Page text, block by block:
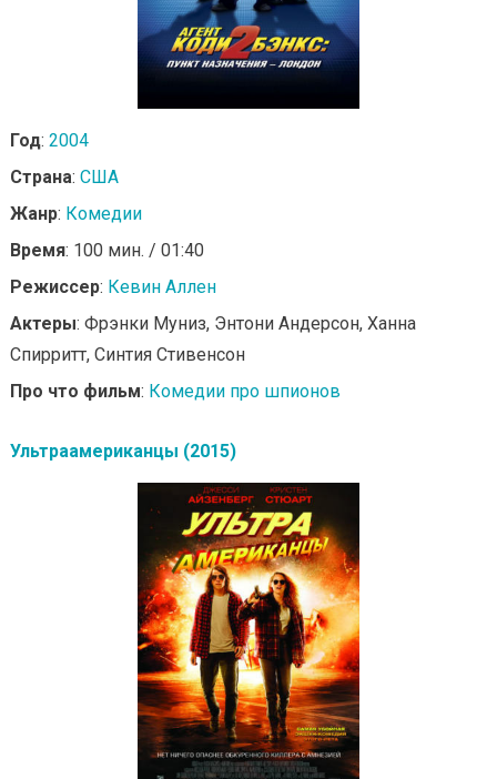
Год: 2004
Страна: США
Жанр: Комедии
Время: 100 мин. / 01:40
Режиссер: Кевин Аллен
Актеры: Фрэнки Муниз, Энтони Андерсон, Ханна
Спирритт, Синтия Стивенсон
Про что фильм: Комедии про шпионов
Ультраамериканцы (2015)